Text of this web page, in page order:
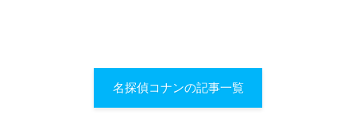
名探偵コナンの記事一覧